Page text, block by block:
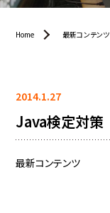
Home 最新コンテンツ
2014.1.27
Java検定対策
最新コンテンツ